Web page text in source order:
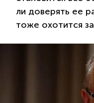
ли доверять ее
тоже охотится